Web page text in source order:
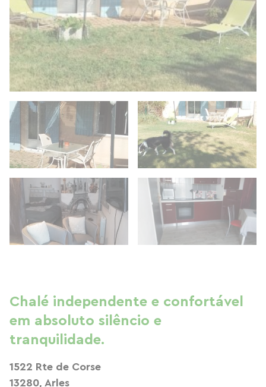
Chalé independente e confortável
em absoluto silêncio e
tranquilidade.
1522 Rte de Corse
13280, Arles